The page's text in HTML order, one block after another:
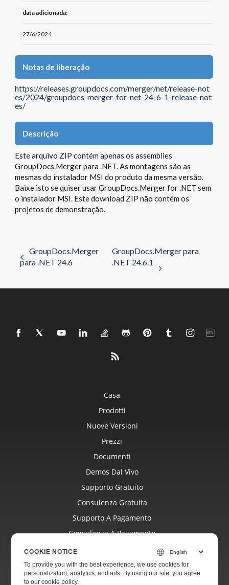
data adicionada:
27/6/2024
Notas de liberação
https://releases.groupdocs.com/merger/net/release-not
es/2024/groupdocs-merger-for-net-24-6-1-release-not
es/
Descrição
Este arquivo ZIP contém apenas os assemblies
GroupDocs.Merger para .NET. As montagens são as
mesmas do instalador MSI do produto da mesma versão.
Baixe isto se quiser usar GroupDocs.Merger for .NET sem
o instalador MSI. Este download ZIP não contém os
projetos de demonstração.
GroupDocs.Merger
para .NET 24.6
GroupDocs.Merger para
.NET 24.6.1
Casa
Prodotti
Nuove Versioni
Prezzi
Documenti
Demos Dal Vivo
Supporto Gratuito
Consulenza Gratuita
Supporto A Pagamento
Consulenza A Pagamento
Siti Web
COOKIE NOTICE
To provide you with the best experience, we use cookies for
personalization, analytics, and ads. By using our site, you agree
toour cookie policy.